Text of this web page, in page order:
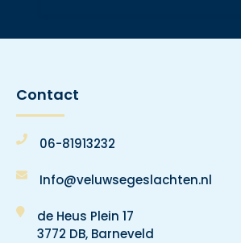
Contact
06-81913232
Info@veluwsegeslachten.nl
de Heus Plein 17
3772 DB, Barneveld